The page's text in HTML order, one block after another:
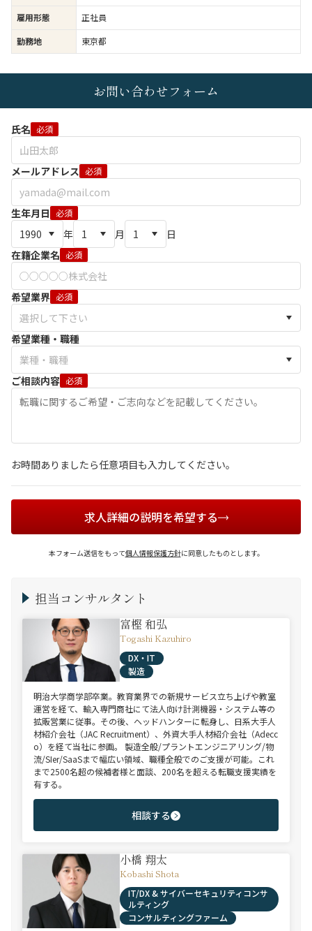
雇用形態
正社員
勤務地
東京都
お問い合わせフォーム
氏名 必須
メールアドレス 必須
生年月日 必須
年 月
日
在籍企業名 必須
希望業界 必須
希望業種・職種
ご相談内容 必須
お時間ありましたら任意項目も入力してください。
求人詳細の説明を希望する
本フォーム送信をもって個人情報保護方針に同意したものとします。
担当コンサルタント
富樫 和弘
Togashi Kazuhiro
DX・IT
製造
明治大学商学部卒業。教育業界での新規サービス立ち上げや教室
運営を経て、輸入専門商社にて法人向け計測機器・システム等の
拡販営業に従事。その後、ヘッドハンターに転身し、日系大手人
材紹介会社（JAC Recruitment）、外資大手人材紹介会社（Adecc
o）を経て当社に参画。 製造全般/プラントエンジニアリング/物
流/SIer/SaaSまで幅広い領域、職種全般でのご支援が可能。これ
まで2500名超の候補者様と面談、200名を超える転職支援実績を
有する。
相談する
小橋 翔太
Kobashi Shota
IT/DX & サイバーセキュリティコンサ
ルティング
コンサルティングファーム